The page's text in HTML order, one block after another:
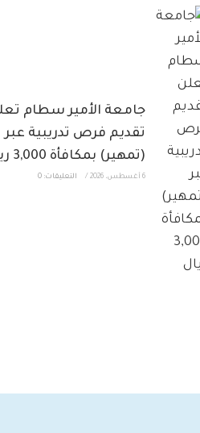
جامعة الأمير سطام
تقديم فرص تدريبية عبر
(تمهير) بمكافأة 3,000 ريال
6 أغسطس، 2026 / التعليقات: 0